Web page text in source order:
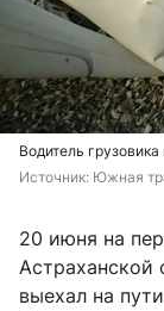
Водитель
Источник: Южная
20 июня на
Астраханской
выехал на